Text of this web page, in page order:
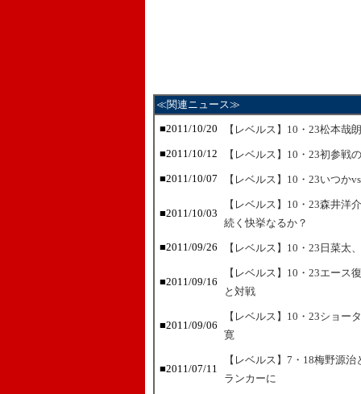
≪関連ニュース≫
■2011/10/20
【レベルス】10・23松本哉
■2011/10/12
【レベルス】10・23初参戦
■2011/10/07
【レベルス】10・23いつか
■2011/10/03
【レベルス】10・23森井洋
続く快挙なるか？
■2011/09/26
【レベルス】10・23日菜太
■2011/09/16
【レベルス】10・23エース
と対戦
■2011/09/06
【レベルス】10・23ショー
寛
■2011/07/11
【レベルス】7・18梅野源
ランカーに